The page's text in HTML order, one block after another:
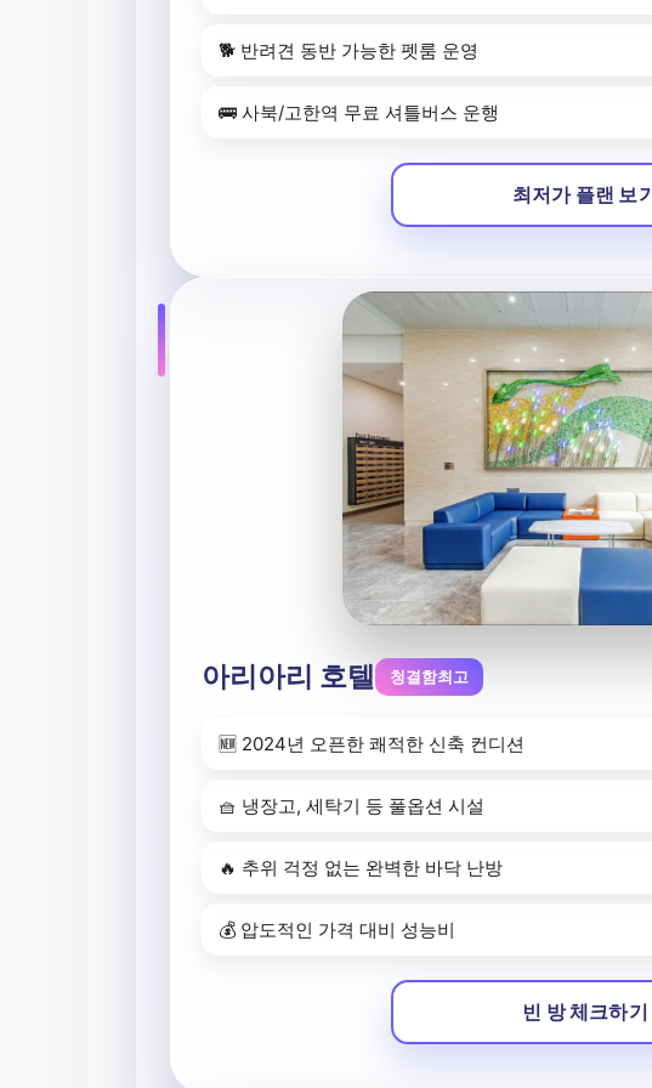
🐕 반려견 동반 가능한 펫룸 운영
🚌 사북/고한역 무료 셔틀버스 운행
최저가 플랜 보기
아리아리 호텔 청결함최고
🆕 2024년 오픈한 쾌적한 신축 컨디션
🧺 냉장고, 세탁기 등 풀옵션 시설
🔥 추위 걱정 없는 완벽한 바닥 난방
💰 압도적인 가격 대비 성능비
빈 방 체크하기